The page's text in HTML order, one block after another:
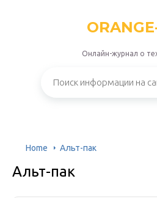
Онлайн-журнал о
Home Альт-пак
Альт-пак